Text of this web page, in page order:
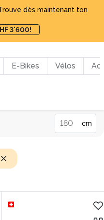
dès maintenant ton
3'600!
E-Bikes Vélos
cm
Bike | En mensualités